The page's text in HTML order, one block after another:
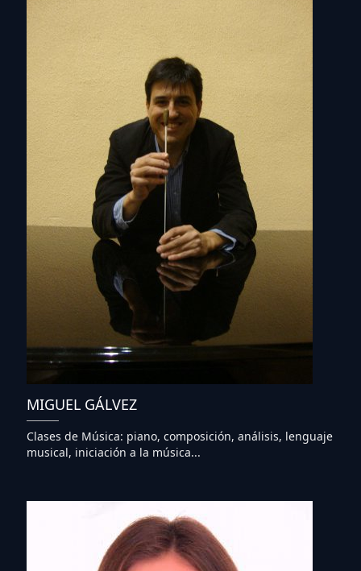
MIGUEL GÁLVEZ
Clases de Música: piano, composición, análisis, lenguaje
musical, iniciación a la música...